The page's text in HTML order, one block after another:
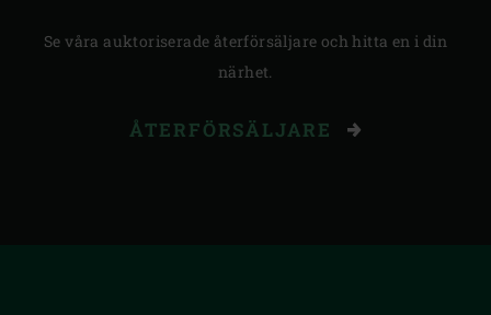
Se våra auktoriserade återförsäljare och hitta en i din
närhet.
ÅTERFÖRSÄLJARE